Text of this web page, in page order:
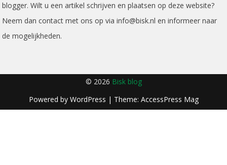
blogger. Wilt u een artikel schrijven en plaatsen op deze website?
Neem dan contact met ons op via info@bisk.nl en informeer naar
de mogelijkheden.
© 2026 Bisk blog
Powered by WordPress | Theme: AccessPress Mag